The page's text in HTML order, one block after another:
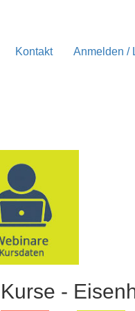
Kontakt Anmelden /
Kurse -